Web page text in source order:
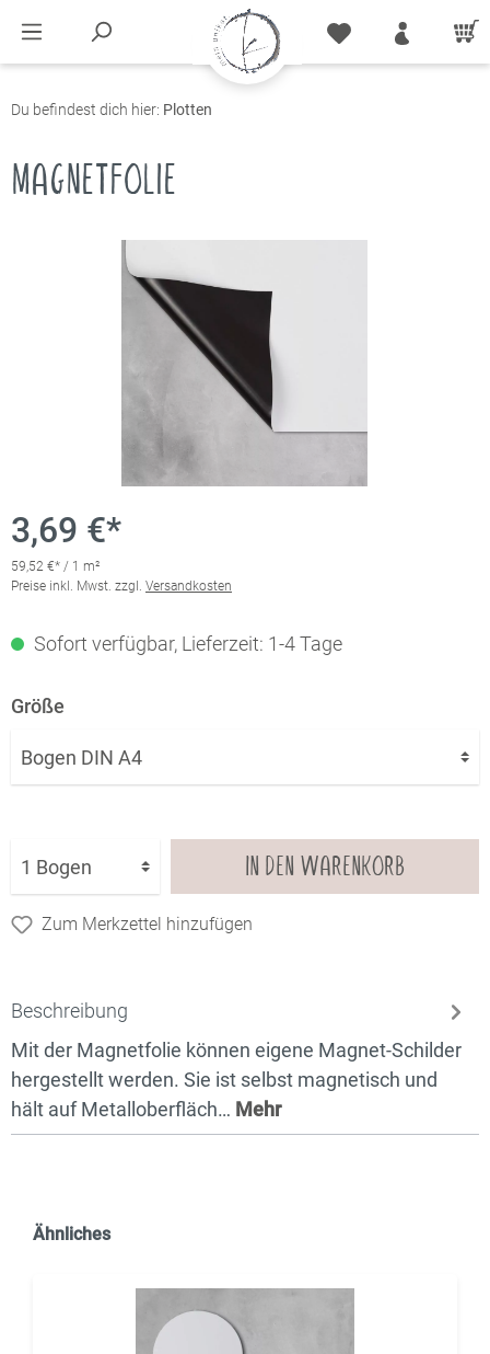
Du befindest dich hier: Plotten
MAGNETFOLIE
3,69 €*
59,52 €* / 1 m²
Preise inkl. Mwst. zzgl. Versandkosten
Sofort verfügbar, Lieferzeit: 1-4 Tage
Größe
IN DEN WARENKORB
Zum Merkzettel hinzufügen
Beschreibung
Mit der Magnetfolie können eigene Magnet-Schilder
hergestellt werden. Sie ist selbst magnetisch und
hält auf Metalloberfläch… Mehr
Ähnliches